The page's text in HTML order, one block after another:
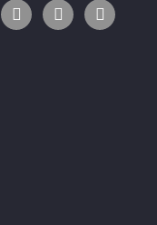
facebooklinkedininstagram